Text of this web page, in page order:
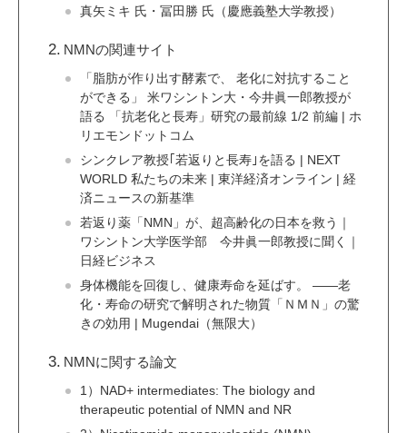
真矢ミキ 氏・冨田勝 氏（慶應義塾大学教授）
NMNの関連サイト
「脂肪が作り出す酵素で、 老化に対抗すること
ができる」 米ワシントン大・今井眞一郎教授が
語る 「抗老化と長寿」研究の最前線 1/2 前編 | ホ
リエモンドットコム
シンクレア教授｢若返りと長寿｣を語る | NEXT
WORLD 私たちの未来 | 東洋経済オンライン | 経
済ニュースの新基準
若返り薬「NMN」が、超高齢化の日本を救う｜
ワシントン大学医学部 今井眞一郎教授に聞く｜
日経ビジネス
身体機能を回復し、健康寿命を延ばす。 ――老
化・寿命の研究で解明された物質「ＮＭＮ」の驚
きの効用 | Mugendai（無限大）
NMNに関する論文
1）NAD+ intermediates: The biology and
therapeutic potential of NMN and NR